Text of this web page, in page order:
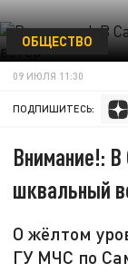
ОБЩЕСТВО
09 ИЮЛЯ 11:30
ПОДПИШИТЕСЬ:
Внимание!:
шквальный
О жёлтом
ГУ МЧС по